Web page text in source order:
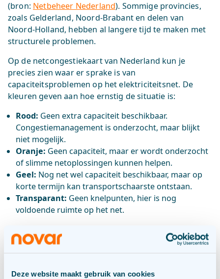
Deze website maakt gebruik van cookies
(bron: Netbeheer Nederland). Sommige provincies,
zoals Gelderland, Noord-Brabant en delen van
Noord-Holland, hebben al langere tijd te maken met
structurele problemen.
Op de netcongestiekaart van Nederland kun je
precies zien waar er sprake is van
capaciteitsproblemen op het elektriciteitsnet. De
kleuren geven aan hoe ernstig de situatie is:
Rood: Geen extra capaciteit beschikbaar.
Congestiemanagement is onderzocht, maar blijkt
niet mogelijk.
Oranje: Geen capaciteit, maar er wordt onderzocht
of slimme netoplossingen kunnen helpen.
Geel: Nog net wel capaciteit beschikbaar, maar op
korte termijn kan transportschaarste ontstaan.
Transparant: Geen knelpunten, hier is nog
voldoende ruimte op het net.
organisaties die afhankelijk zijn van grote
aansluitingen, maar ook voor particulieren die